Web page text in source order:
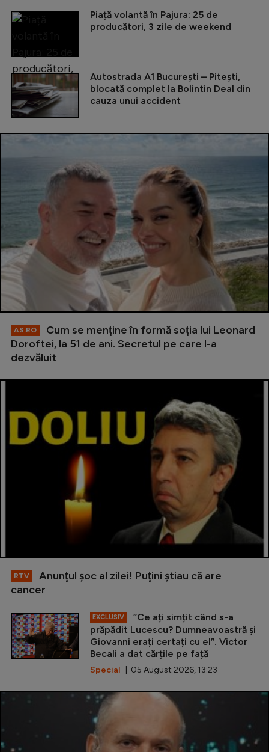
Piață volantă în Pajura: 25 de
producători, 3 zile de weekend
Autostrada A1 București – Pitești,
blocată complet la Bolintin Deal din
cauza unui accident
AS.RO
Cum se menţine în formă soţia lui Leonard
Doroftei, la 51 de ani. Secretul pe care l-a
dezvăluit
RTV
Anunţul şoc al zilei! Puţini ştiau că are
cancer
EXCLUSIV
”Ce ați simțit când s-a
prăpădit Lucescu? Dumneavoastră și
Giovanni erați certați cu el”. Victor
Becali a dat cărțile pe față
Special | 05 August 2026, 13:23